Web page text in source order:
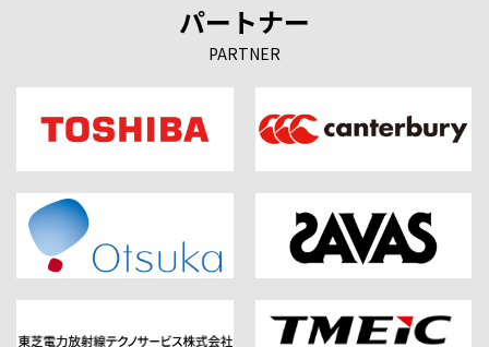
パートナー
PARTNER